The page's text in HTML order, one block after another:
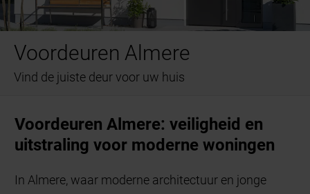
Voordeuren Almere
Vind de juiste deur voor uw huis
Voordeuren Almere: veiligheid en
uitstraling voor moderne woningen
In Almere, waar moderne architectuur en jonge